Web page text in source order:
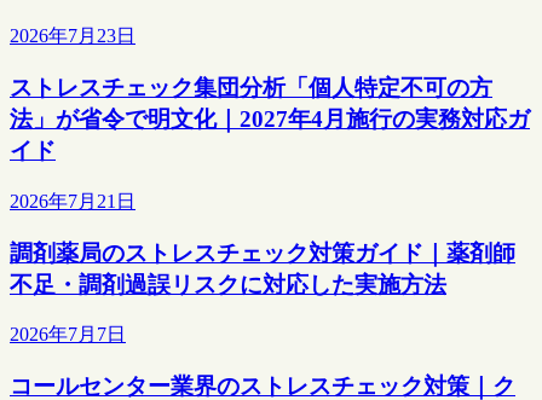
2026年7月23日
ストレスチェック集団分析「個人特定不可の方
法」が省令で明文化｜2027年4月施行の実務対応ガ
イド
2026年7月21日
調剤薬局のストレスチェック対策ガイド｜薬剤師
不足・調剤過誤リスクに対応した実施方法
2026年7月7日
コールセンター業界のストレスチェック対策｜ク